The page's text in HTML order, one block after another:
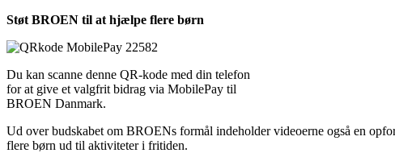
Støt BROEN til at hjælpe flere børn
Du kan scanne denne QR-kode med din telefon
for at give et valgfrit bidrag via MobilePay til
BROEN Danmark.
Ud over budskabet om BROENs formål indeholder videoerne også en
flere børn ud til aktiviteter i fritiden.